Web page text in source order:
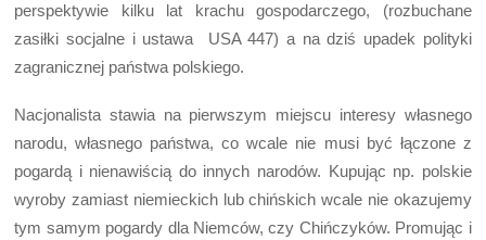
perspektywie kilku lat krachu gospodarczego, (rozbuchane
zasiłki socjalne i ustawa USA 447) a na dziś upadek polityki
zagranicznej państwa polskiego.
Nacjonalista stawia na pierwszym miejscu interesy własnego
narodu, własnego państwa, co wcale nie musi być łączone z
pogardą i nienawiścią do innych narodów. Kupując np. polskie
wyroby zamiast niemieckich lub chińskich wcale nie okazujemy
tym samym pogardy dla Niemców, czy Chińczyków. Promując i